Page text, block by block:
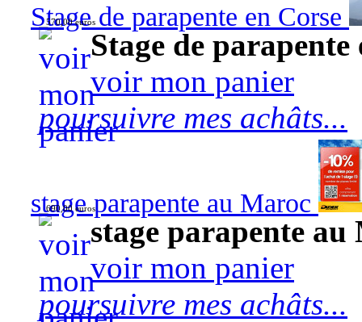
Stage de parapente en Corse
570,00 euros
Stage de
voir mon panier
poursuivre mes achâts...
stage parapente au Maroc
690,00 euros
stage parapente
voir mon panier
poursuivre mes achâts...